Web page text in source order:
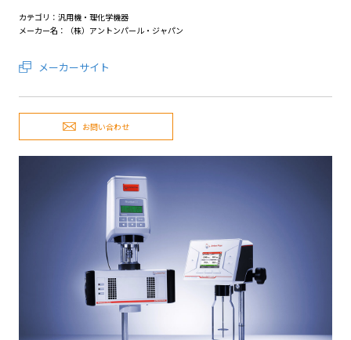
カテゴリ：汎用機・理化学機器
メーカー名：（株）アントンパール・ジャパン
メーカーサイト
お問い合わせ